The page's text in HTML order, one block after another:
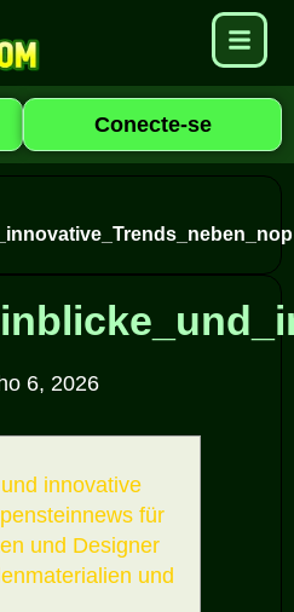
Conecte-se
6, 2026
innovative
für
und Designer
und